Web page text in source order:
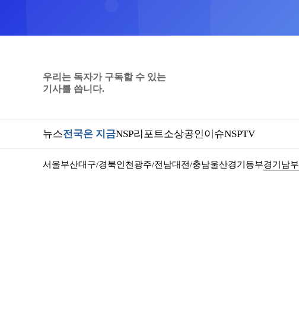
우리는 독자가 구독할 수 있는
기사를 씁니다.
뉴스전국은 지금NSP리포트소상공인이슈NSPTV
서울부산대구/경북인천 광주/전남대전/충남울산경기동부경기남부